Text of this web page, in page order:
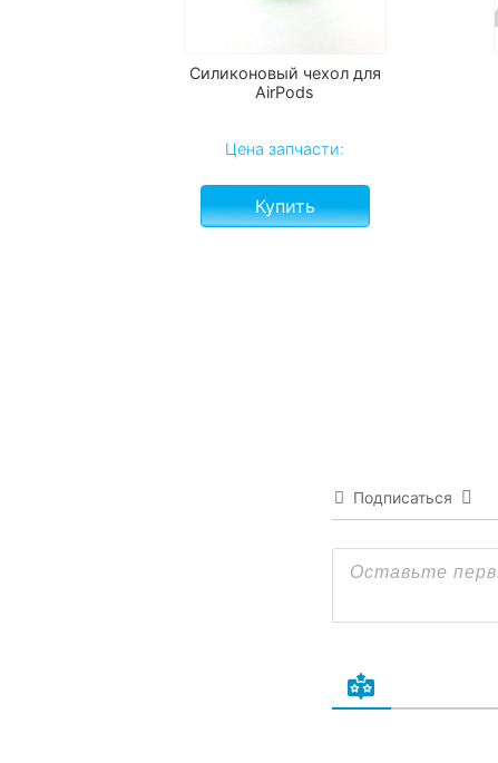
Силиконовый чехол для
AirPods
Цена запчасти:
Купить
Подписаться